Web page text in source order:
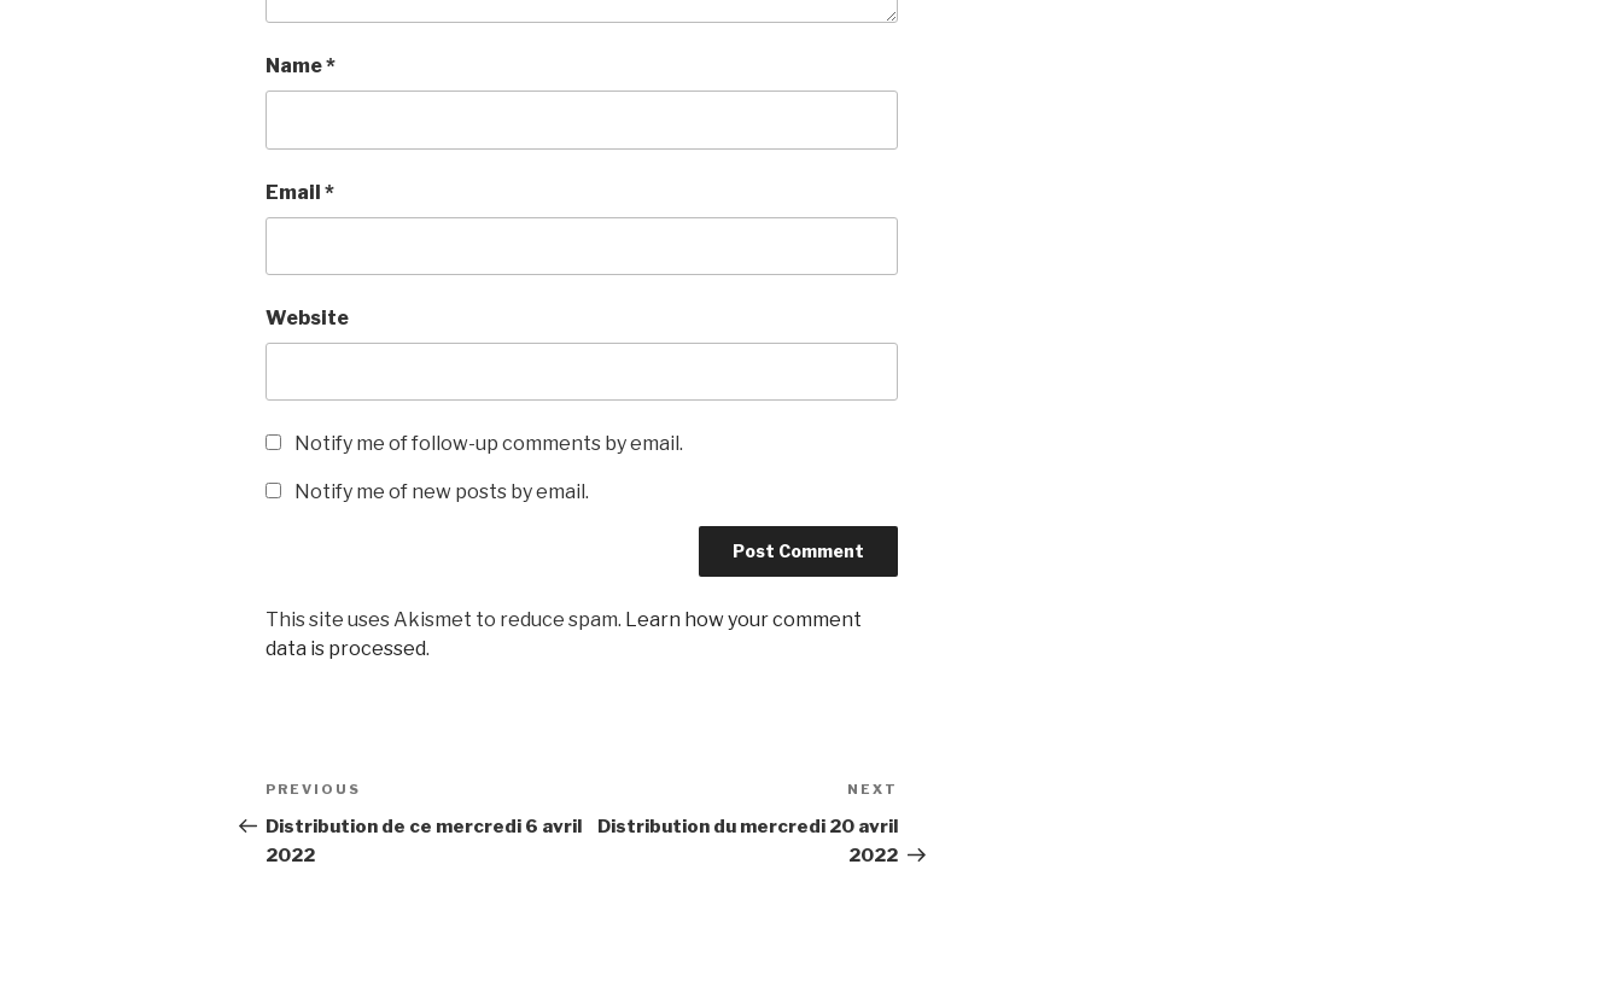
Name*
Email *
Website
Notify me of follow-up comments by email.
Notify me of new posts by email.
This site uses Akismet to reduce spam. Learn how your comment
data is processed.
Post
navigation
Previous
Post
PREVIOUS
Distribution de ce mercredi 6 avril
2022
Post
NEXT
Distribution du mercredi 20 avril
2022